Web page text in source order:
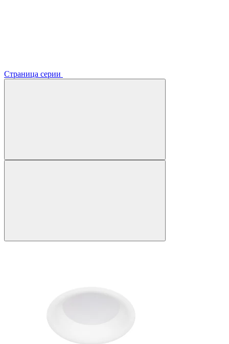
Страница серии